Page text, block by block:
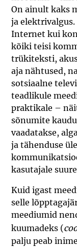
On ainult kaks
ja
Internet kui
kõiki teisi
trükiteksti,
aja nähtused,
sotsiaalne
teadlikule
praktikale –
sõnumite
vaadatakse,
ja tähenduse
kasutajale
Kuid igast
selle
meediumid
kuumadeks (
palju peab